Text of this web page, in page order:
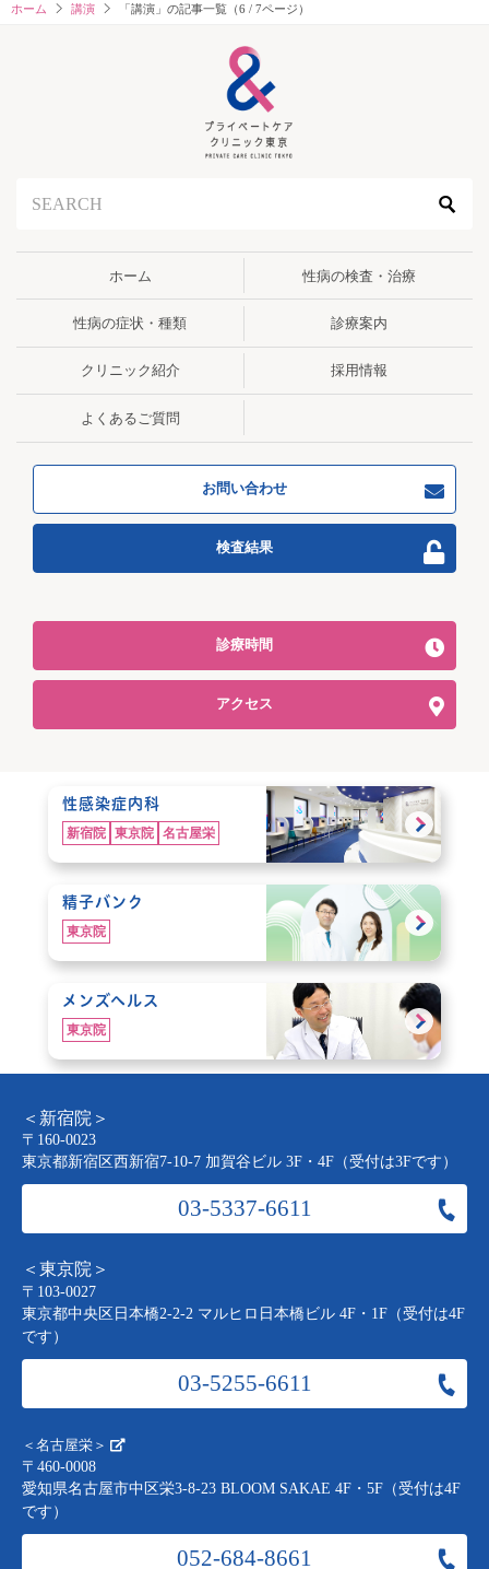
ホーム 講演 「講演」の記事一覧（6 / 7ページ）
ホーム 性病の検査・治療
性病の症状・種類 診療案内
クリニック紹介 採用情報
よくあるご質問
お問い合わせ
検査結果
診療時間
アクセス
性感染症内科
新宿院 東京院 名古屋栄
精子バンク
東京院
メンズヘルス
東京院
＜新宿院＞
〒160-0023
東京都新宿区西新宿7-10-7 加賀谷ビル 3F・4F（受付は3Fです）
03-5337-6611
＜東京院＞
〒103-0027
東京都中央区日本橋2-2-2 マルヒロ日本橋ビル 4F・1F（受付は4F
です）
03-5255-6611
＜名古屋栄＞
〒460-0008
愛知県名古屋市中区栄3-8-23 BLOOM SAKAE 4F・5F（受付は4F
です）
052-684-8661